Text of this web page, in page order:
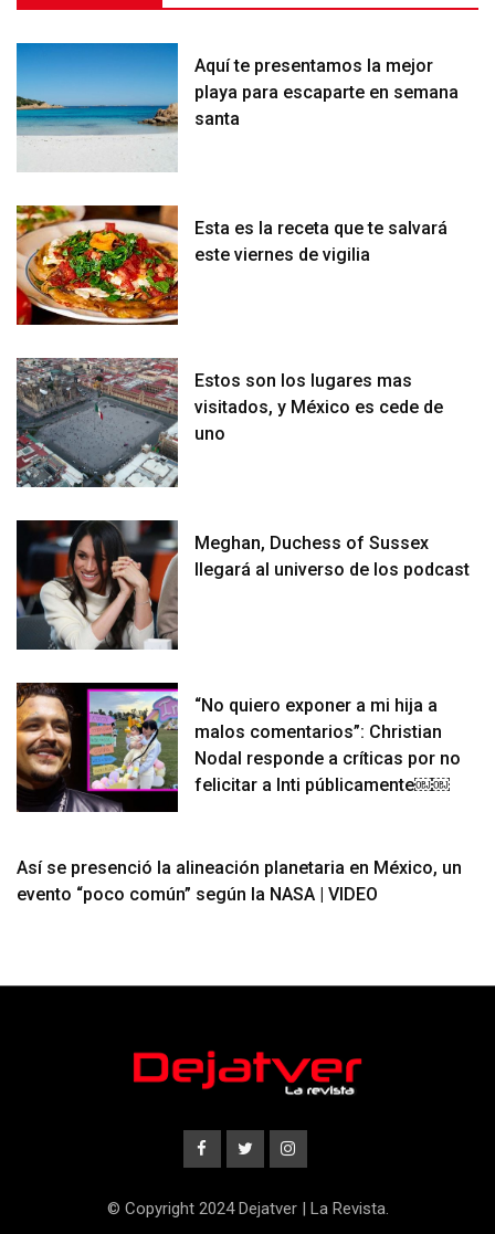
Aquí te presentamos la mejor
playa para escaparte en semana
santa
Esta es la receta que te salvará
este viernes de vigilia
Estos son los lugares mas
visitados, y México es cede de
uno
Meghan, Duchess of Sussex
llegará al universo de los podcast
“No quiero exponer a mi hija a
malos comentarios”: Christian
Nodal responde a críticas por no
felicitar a Inti públicamente￼￼
Así se presenció la alineación planetaria en México, un
evento “poco común” según la NASA | VIDEO
© Copyright 2024 Dejatver | La Revista.